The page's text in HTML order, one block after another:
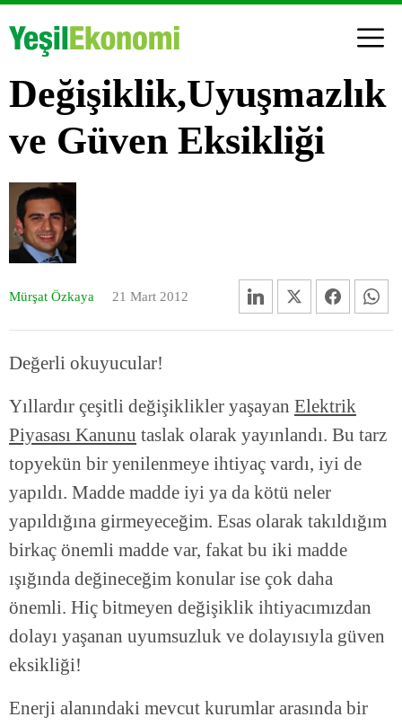
Değişiklik,Uyuşmazlık
ve Güven Eksikliği
Mürşat Özkaya 21 Mart 2012
Değerli okuyucular!
Yıllardır çeşitli değişiklikler yaşayan Elektrik
Piyasası Kanunu taslak olarak yayınlandı. Bu tarz
topyekün bir yenilenmeye ihtiyaç vardı, iyi de
yapıldı. Madde madde iyi ya da kötü neler
yapıldığına girmeyeceğim. Esas olarak takıldığım
birkaç önemli madde var, fakat bu iki madde
ışığında değineceğim konular ise çok daha
önemli. Hiç bitmeyen değişiklik ihtiyacımızdan
dolayı yaşanan uyumsuzluk ve dolayısıyla güven
eksikliği!
Enerji alanındaki mevcut kurumlar arasında bir